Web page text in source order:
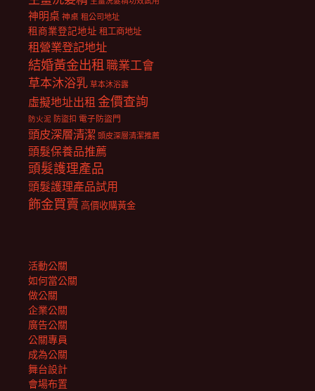
神明桌 神桌 租公司地址
租商業登記地址 租工商地址
租營業登記地址
結婚黃金出租職業工會
草本沐浴乳 草本沐浴露
虛擬地址出租 金價查詢
防火泥 防盜扣 電子防盜門
頭皮深層清潔 頭皮深層清潔推薦
頭髮保養品推薦
頭髮護理產品
頭髮護理產品試用
飾金買賣 高價收購黃金
活動公關
如何當公關
做公關
企業公關
廣告公關
公關專員
成為公關
舞台設計
會場布置